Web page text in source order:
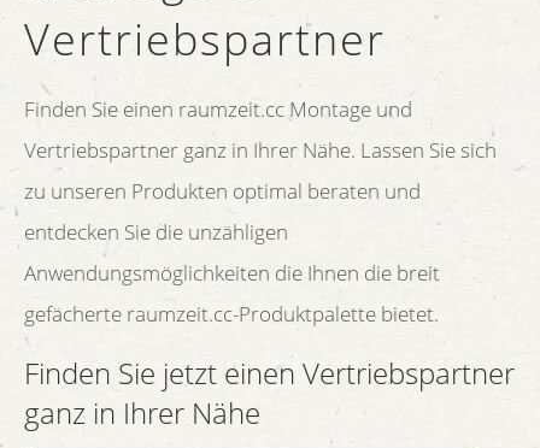
Vertriebspartner
Finden Sie einen raumzeit.cc Montage und
Vertriebspartner ganz in Ihrer Nähe. Lassen Sie sich
zu unseren Produkten optimal beraten und
entdecken Sie die unzähligen
Anwendungsmöglichkeiten die Ihnen die breit
gefächerte raumzeit.cc-Produktpalette bietet.
Finden Sie jetzt einen Vertriebspartner
ganz in Ihrer Nähe